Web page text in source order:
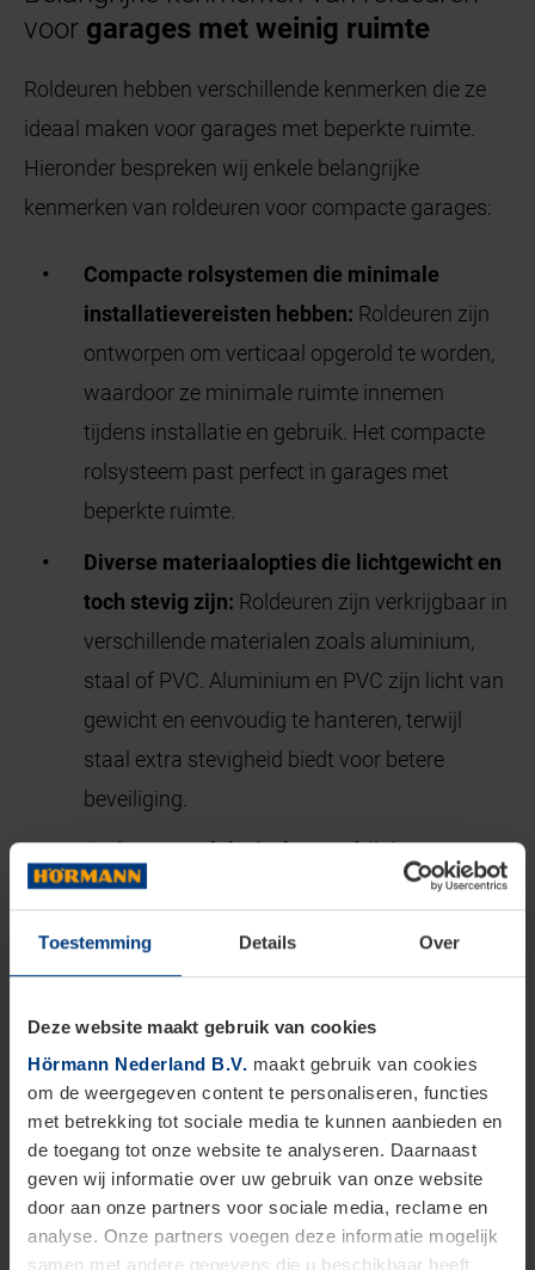
Toestemming Details Over
Deze website maakt gebruik van cookies
Hörmann Nederland B.V. maakt gebruik van cookies
om de weergegeven content te personaliseren, functies
met betrekking tot sociale media te kunnen aanbieden en
de toegang tot onze website te analyseren. Daarnaast
geven wij informatie over uw gebruik van onze website
door aan onze partners voor sociale media, reclame en
analyse. Onze partners voegen deze informatie mogelijk
samen met andere gegevens die u beschikbaar heeft
voor garages met weinig ruimte
Roldeuren hebben verschillende kenmerken die ze
ideaal maken voor garages met beperkte ruimte.
Hieronder bespreken wij enkele belangrijke
kenmerken van roldeuren voor compacte garages:
Compacte rolsystemen die minimale
installatievereisten hebben: Roldeuren zijn
ontworpen om verticaal opgerold te worden,
waardoor ze minimale ruimte innemen
tijdens installatie en gebruik. Het compacte
rolsysteem past perfect in garages met
beperkte ruimte.
Diverse materiaalopties die lichtgewicht en
toch stevig zijn: Roldeuren zijn verkrijgbaar in
verschillende materialen zoals aluminium,
staal of PVC. Aluminium en PVC zijn licht van
gewicht en eenvoudig te hanteren, terwijl
staal extra stevigheid biedt voor betere
beveiliging.
Opties voor elektrische aandrijving voor
extra gemak:
Moderne roldeuren kunnen
kunt openen zonder uit uw auto te hoeven
stappen.
Goede isolatieopties voor energie-
efficiëntie:Roldeuren kunnen worden
voorzien van isolatiematerialen, zoals